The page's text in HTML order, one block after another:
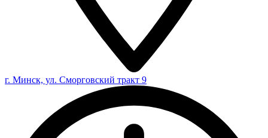
г. Минск, ул. Сморговский тракт 9